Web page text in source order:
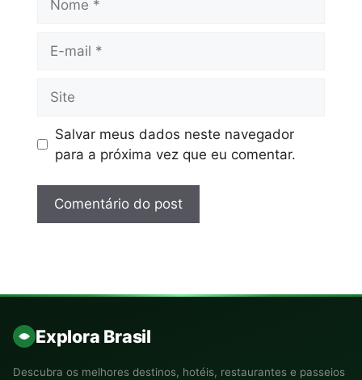
Salvar meus dados neste navegador
para a próxima vez que eu comentar.
Explora Brasil
Descubra os melhores destinos, hotéis, restaurantes e passeios